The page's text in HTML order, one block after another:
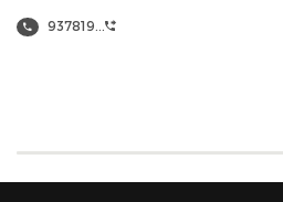
937819...